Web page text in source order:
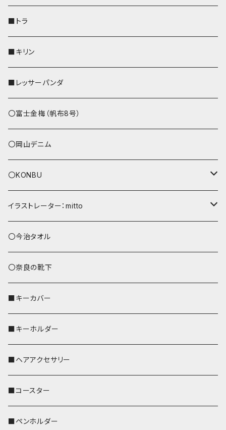
財布
その他
リール付きストラップ
リールのみ
ストラップ付
ペンホルダー
AppleWatchバンド
L字ファスナー財布
その他
■トラ
■キリン
■レッサーパンダ
〇富士金梅（帆布8号）
〇岡山デニム
〇KONBU
ショルダーバッグ
あずまバッグ
トートバッグ（L）
バッグインバッグ
イラストレーター：mitto
シマエナガ
ハシビロコウ
オカメインコ
歌うオカメちゃん
おかめ３兄弟
セキセイインコ
文鳥
鹿
ペンギン
〇今治タオル
〇奈良の靴下
■キーカバー
■キーホルダー
■ヘアアクセサリー
■コースター
■ペンホルダー